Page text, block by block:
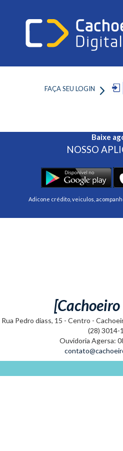
FAÇA SEU LOGIN
Baixe
NOSSO
Adicone crédito, veiculos,
Rua Pedro diass, 15 - Centro -
(28) 3014-
Ouvidoria Agersa: